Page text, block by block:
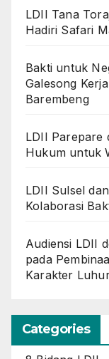
LDII Tana
Hadiri Safari
Bakti untuk
Galesong
Barembeng
LDII Parepare
Hukum untuk
LDII Sulsel
Kolaborasi
Audiensi LDII
pada
Karakter
Categories